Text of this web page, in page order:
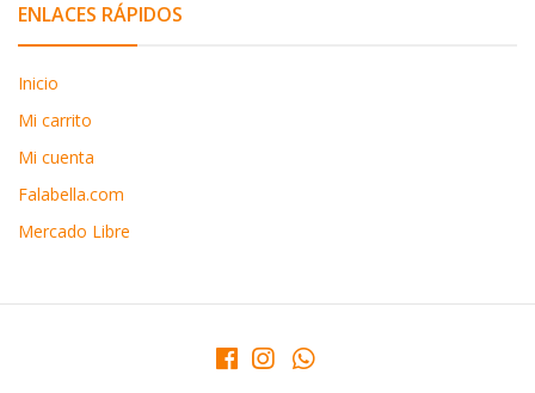
ENLACES RÁPIDOS
Inicio
Mi carrito
Mi cuenta
Falabella.com
Mercado Libre